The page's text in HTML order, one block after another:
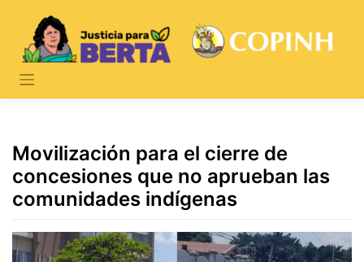
content
Movilización para el cierre de
concesiones que no aprueban las
comunidades indígenas